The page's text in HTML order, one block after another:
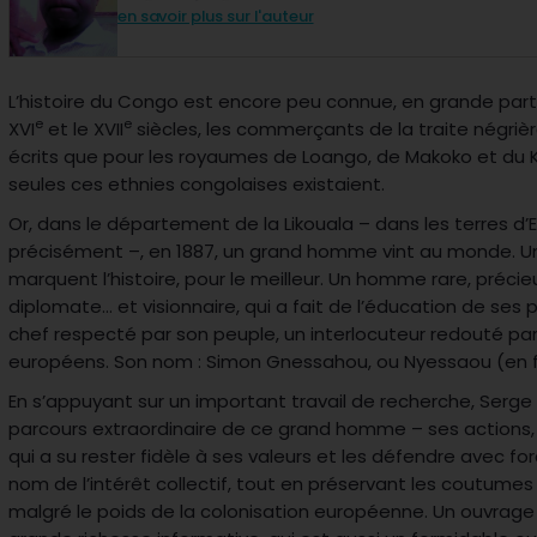
en savoir plus sur l'auteur
L’histoire du Congo est encore peu connue, en grande
XVIe et le XVIIe siècles, les commerçants de la traite
écrits que pour les royaumes de Loango, de Makoko et du
seules ces ethnies congolaises existaient.
Or, dans le département de la Likouala – dans les terres
précisément –, en 1887, un grand homme vint au monde.
marquent l’histoire, pour le meilleur. Un homme rare,
diplomate… et visionnaire, qui a fait de l’éducation de ses
chef respecté par son peuple, un interlocuteur redouté
européens. Son nom : Simon Gnessahou, ou Nyessaou (en
En s’appuyant sur un important travail de recherche,
parcours extraordinaire de ce grand homme – ses
qui a su rester fidèle à ses valeurs et les défendre avec
nom de l’intérêt collectif, tout en préservant les
malgré le poids de la colonisation européenne. Un